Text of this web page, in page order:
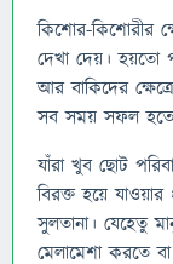
কিশোর-কিশোরীর
দেখা দেয়। হয়তো
আর বাকিদের
সব সময় সফল
যাঁরা খুব ছোট
বিরক্ত হয়ে
সুলতানা। যেহেতু
মেলামেশা করতে